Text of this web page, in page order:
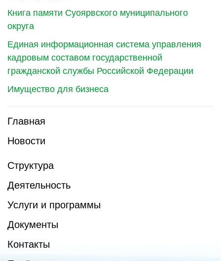
Книга памяти Суоярвского муниципального
округа
Единая информационная система управления
кадровым составом государственной
гражданской службы Российской Федерации
Имущество для бизнеса
Главная
Новости
Структура
Деятельность
Услуги и программы
Документы
Контакты